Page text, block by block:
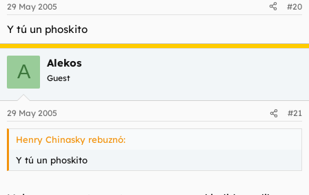
29 May 2005 #20
Y tú un phoskito
A Alekos
Guest
29 May 2005 #21
Henry Chinasky rebuznó:
Y tú un phoskito